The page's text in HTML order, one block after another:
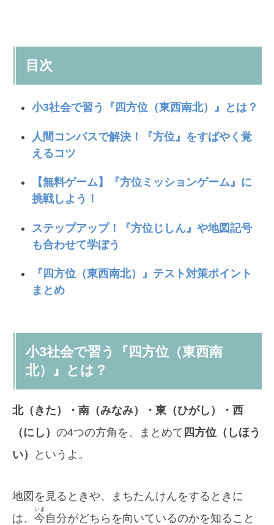
目次
小3社会で習う『四方位（東西南北）』とは？
人間コンパスで解決！『方位』をすばやく覚
えるコツ
【無料ゲーム】『方位ミッションゲーム』に
挑戦しよう！
ステップアップ！『方位じしん』や地図記号
も合わせて学ぼう
『四方位（東西南北）』テスト対策ポイント
まとめ
小3社会で習う『四方位（東西南
北）』とは？
北（きた）・南（みなみ）・東（ひがし）・西
（にし） の4つの方角を、まとめて 四方位（しほう
い）
というよ。
地図を見るときや、まちたんけんをするときに
は、 今
いま
自分がどちらを向いているのかを知ること